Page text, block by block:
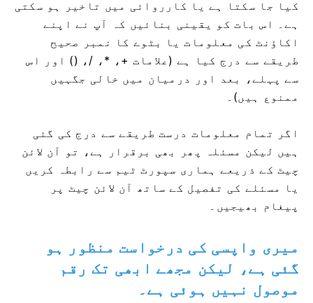
کیا جا سکتا ہے یا کارروائی میں تاخیر ہو سکتی
ہے۔ اس بات کو یقینی بنائیں کہ آپ نے اپنے
اکاؤنٹ کی معلومات یا بٹوے کا نمبر صحیح
طریقے سے درج کیا ہے (علامات +، *، /، () اور اس
سے پہلے، بعد اور درمیان میں خالی جگہیں
ممنوع ہیں)۔
اگر تمام معلومات درست طریقے سے درج کی گئی
ہیں لیکن مسئلہ پھر بھی برقرار ہے، تو آن لائن
چیٹ کے ذریعے ہماری سپورٹ ٹیم سے رابطہ کریں
یا مسئلے کی تفصیل کے ساتھ آن لائن چیٹ پر
پیغام بھیجیں۔
میری واپسی کی درخواست منظور ہو
گئی ہے، لیکن مجھے ابھی تک رقم
موصول نہیں ہوئی ہے۔